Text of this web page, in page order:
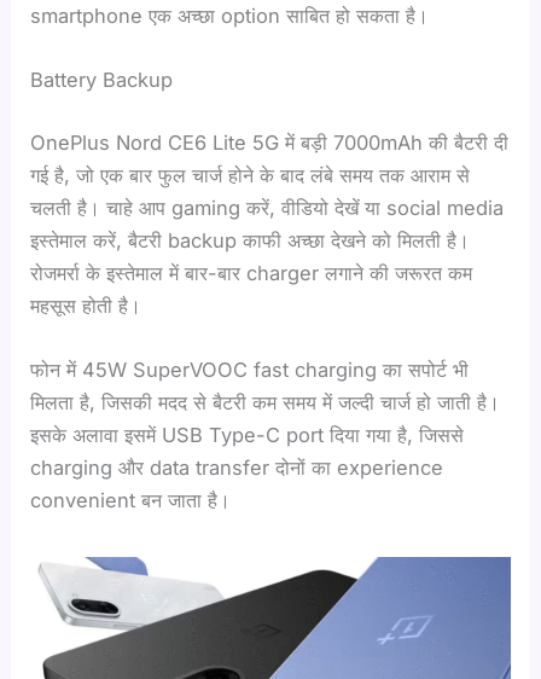
smartphone एक अच्छा option साबित हो सकता है।
Battery Backup
OnePlus Nord CE6 Lite 5G में बड़ी 7000mAh की बैटरी दी
गई है, जो एक बार फुल चार्ज होने के बाद लंबे समय तक आराम से
चलती है। चाहे आप gaming करें, वीडियो देखें या social media
इस्तेमाल करें, बैटरी backup काफी अच्छा देखने को मिलती है।
रोजमर्रा के इस्तेमाल में बार-बार charger लगाने की जरूरत कम
महसूस होती है।
फोन में 45W SuperVOOC fast charging का सपोर्ट भी
मिलता है, जिसकी मदद से बैटरी कम समय में जल्दी चार्ज हो जाती है।
इसके अलावा इसमें USB Type-C port दिया गया है, जिससे
charging और data transfer दोनों का experience
convenient बन जाता है।